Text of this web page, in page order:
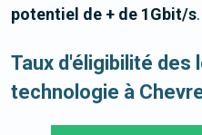
potentiel de + de 1Gbit/s.
Taux d'éligibilité des
technologie à